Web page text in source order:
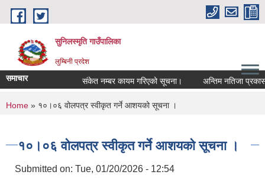
Skip to main content
सुनिलस्मृति गाउँपालिका
लुम्बिनी प्रदेश
समाचार संकेत नम्बर कायम गरिएको सूचना। अन्तिम नतिजा प्रकासन
You are here
Home » १०।०६ वोलपत्र स्वीकृत गर्ने आशयको सूचना ।
१०।०६ वोलपत्र स्वीकृत गर्ने आशयको सूचना ।
Submitted on: Tue, 01/20/2026 - 12:54